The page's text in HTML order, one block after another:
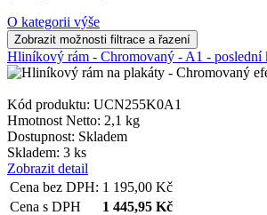
O kategorii výše
Hliníkový rám - Chromovaný - A1 - poslední
Kód produktu: UCN255K0A1
Hmotnost Netto: 2,1 kg
Dostupnost: Skladem
Skladem: 3 ks
Zobrazit detail
Cena bez DPH: 1 195,00 Kč
Cena s DPH
1 445,95 Kč